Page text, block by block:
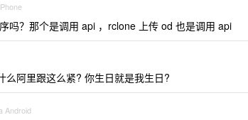
吗？那个是调用 api ，rclone 上传 od 也是调用 api
么阿里跟这么紧? 你生日就是我生日?
Android